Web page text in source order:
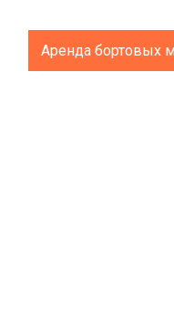
Аренда бортовых